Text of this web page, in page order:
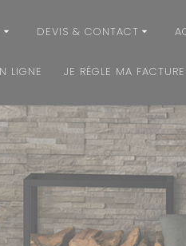
DEVIS & CONTACT
LIGNE JE RÉGLE MA